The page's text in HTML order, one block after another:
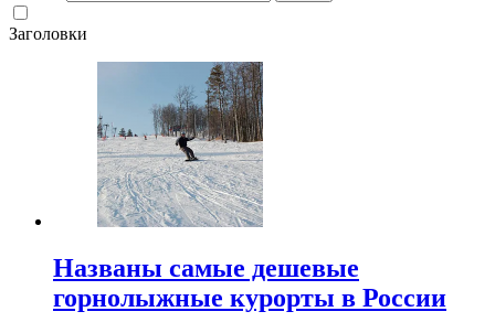
Заголовки
Названы самые дешевые
горнолыжные курорты в России